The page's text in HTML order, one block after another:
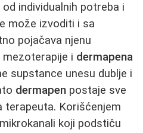
individualnih potreba i
može izvoditi i sa
pojačava njenu
i dermapena
supstance unesu dublje i
dermapen postaje sve
terapeuta. Korišćenjem
koji podstiču